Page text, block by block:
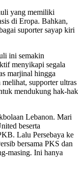
yang memiliki
di Eropa. Bahkan,
suporter sayap kiri
ini semakin
menyikapi segala
marjinal hingga
melihat, supporter ultras
mendukung hak-hak
Lebanon. Mari
beserta
Lalu Persebaya ke
bersama PKS dan
masing. Ini hanya